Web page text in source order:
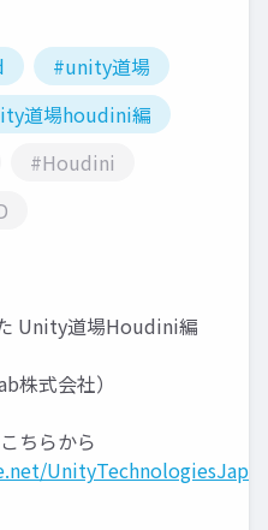
#unity道場
道場houdini編
#Houdini
Unity道場Houdini編
株式会社）
ちらから